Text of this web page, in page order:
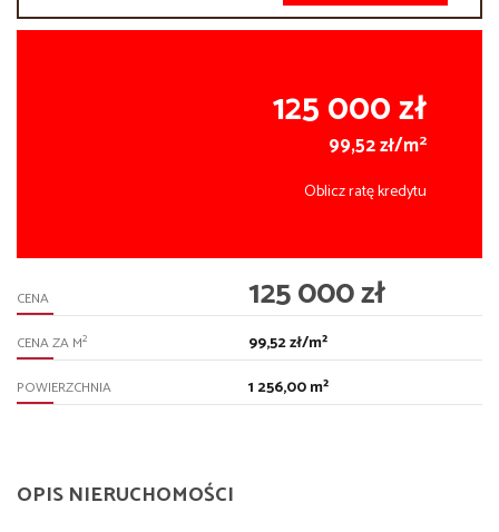
125 000 zł
99,52 zł/m2
Oblicz ratę kredytu
CENA 125 000 zł
CENA ZA M2 99,52 zł/m²
POWIERZCHNIA 1 256,00 m²
OPIS NIERUCHOMOŚCI